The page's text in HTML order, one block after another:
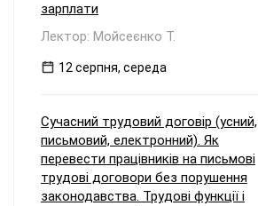
зарплати
Лектор: Мойсеєнко Т.
12 серпня, середа
Сучасний трудовий договір (усний,
письмовий, електронний). Як
перевести працівників на письмові
трудові договори без порушення
законодавства. Трудові функції і